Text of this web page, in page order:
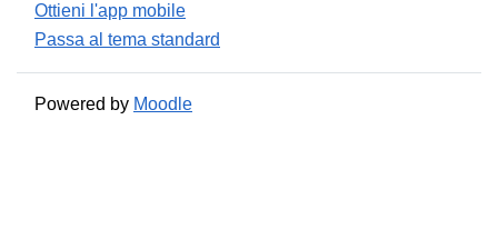
Ottieni l'app mobile
Passa al tema standard
Powered by Moodle